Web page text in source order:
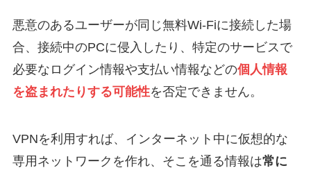
悪意のあるユーザーが同じ無料Wi-Fiに接続した場
合、接続中のPCに侵入したり、特定のサービスで
必要なログイン情報や支払い情報などの個人情報
を盗まれたりする可能性を否定できません。
VPNを利用すれば、インターネット中に仮想的な
専用ネットワークを作れ、そこを通る情報は常に